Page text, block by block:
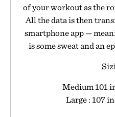
of your workout as the
All the data is then
smartphone app —
is some sweat and an
Medium 101
Large : 107